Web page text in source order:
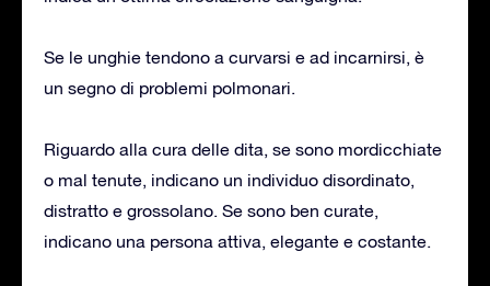
Se le unghie tendono a curvarsi e ad incarnirsi, è
un segno di problemi polmonari.
Riguardo alla cura delle dita, se sono mordicchiate
o mal tenute, indicano un individuo disordinato,
distratto e grossolano. Se sono ben curate,
indicano una persona attiva, elegante e costante.